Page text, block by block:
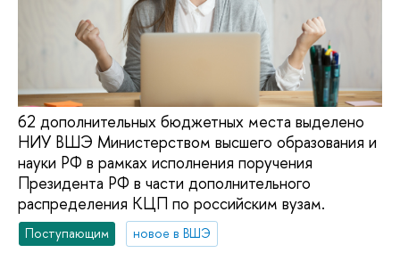
62 дополнительных бюджетных места выделено
НИУ ВШЭ Министерством высшего образования и
науки РФ в рамках исполнения поручения
Президента РФ в части дополнительного
распределения КЦП по российским вузам.
Поступающим
новое в ВШЭ